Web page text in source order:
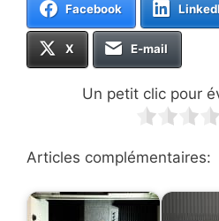
Facebook
X E-mail
Un petit clic pour
Articles complémentaires: